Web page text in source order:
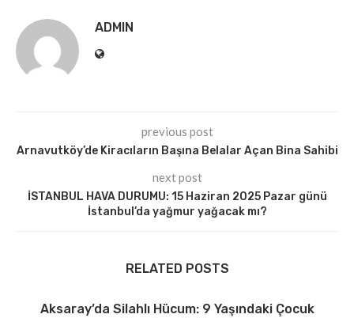
ADMIN
previous post
Arnavutköy’de Kiracıların Başına Belalar Açan Bina Sahibi
next post
İSTANBUL HAVA DURUMU: 15 Haziran 2025 Pazar günü
İstanbul’da yağmur yağacak mı?
RELATED POSTS
Aksaray’da Silahlı Hücum: 9 Yaşındaki Çocuk